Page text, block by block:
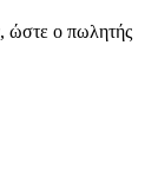
ώστε ο πωλητής